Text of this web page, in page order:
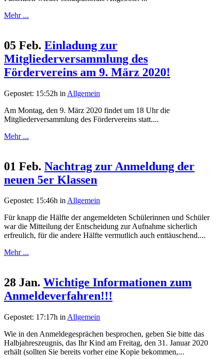
Mehr ...
05 Feb. Einladung zur
Mitgliederversammlung des
Fördervereins am 9. März 2020!
Gepostet: 15:52h in Allgemein
Am Montag, den 9. März 2020 findet um 18 Uhr die
Mitgliederversammlung des Fördervereins statt....
Mehr ...
01 Feb. Nachtrag zur Anmeldung der
neuen 5er Klassen
Gepostet: 15:46h inAllgemein
Für knapp die Hälfte der angemeldeten Schülerinnen und Schüler
war die Mitteilung der Entscheidung zur Aufnahme sicherlich
erfreulich, für die andere Hälfte vermutlich auch enttäuschend....
Mehr ...
28 Jan. Wichtige Informationen zum
Anmeldeverfahren!!!
Gepostet: 17:17h in Allgemein
Wie in den Anmeldegesprächen besprochen, geben Sie bitte das
Halbjahreszeugnis, das Ihr Kind am Freitag, den 31. Januar 2020
erhält (sollten Sie bereits vorher eine Kopie bekommen,...